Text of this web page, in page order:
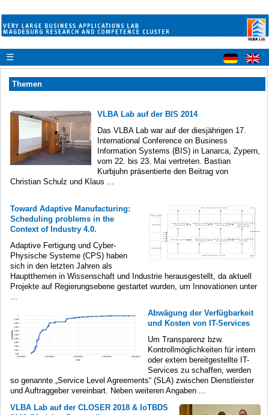
☰
Themen
VLBA Lab auf der BIS 2014
Das VLBA Lab war auf der diesjährigen 17.
International Conference on Business
Information Systems (BIS) in Lanarca, Zypern,
vom 22. bis 23. Mai vertreten. Bastian
Kurbjuhn präsentierte den Beitrag von
Christian Schulz und Klaus ...
Toward Adaptive Manufacturing:
Scheduling problems in the
Context of Industry 4.0.
Adaptive Fertigung und Cyber-
Physische Systeme (CPS) haben
sich in den letzten Jahren als
Hauptthemen in Wissenschaft und Industrie herausgestellt, da aktuell
Projekte auf Regierungsebene gestartet wurden, um Innovationen unter
Abwägung der Verfügbarkeit
und Kosten von IT-Services
Um Transparenz bzw.
Kontrollmöglichkeiten für intern
oder extern bereitgestellte IT-
Services zu schaffen, werden
so genannte „Service Level Agreements“ (SLA) zwischen Dienstleister
und Auftraggeber vereinbart. Neben weiteren Angaben ...
VLBA Lab auf der CLOSER 2018 & IoTBDS